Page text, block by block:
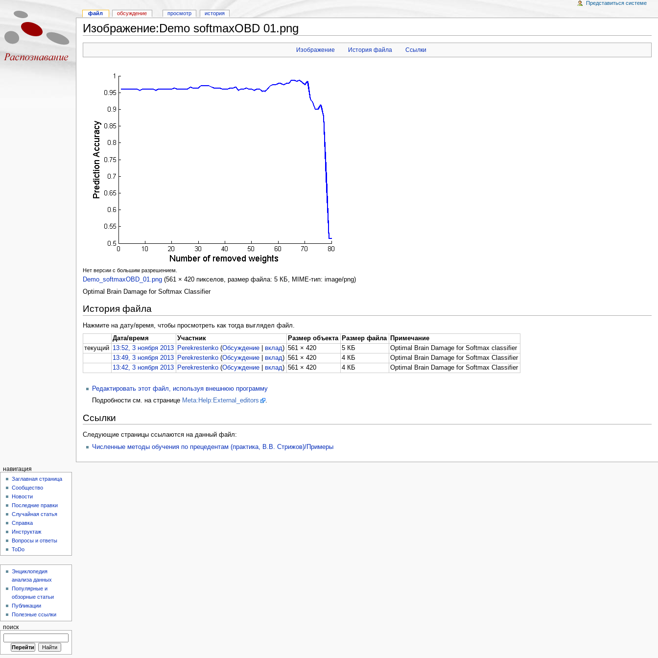
Изображение:Demo softmaxOBD 01.png
Изображение История файла Ссылки
Нет версии с большим разрешением.
Demo_softmaxOBD_01.png‎ (561 × 420 пикселов, размер файла: 5 КБ, MIME-тип: image/png)
Optimal Brain Damage for Softmax Classifier
История файла
Нажмите на дату/время, чтобы просмотреть как тогда выглядел файл.
Дата/время
Участник Размер объекта Размер файла
Примечание
текущий 13:52, 3 ноября 2013 Perekrestenko (Обсуждение |вклад) 561 × 420 5 КБ
Optimal Brain Damage for Softmax classifier
13:49, 3 ноября 2013
Perekrestenko (Обсуждение |вклад) 561 × 420 4 КБ
Optimal Brain Damage for Softmax Classifier
13:42, 3 ноября 2013
Perekrestenko (Обсуждение |вклад) 561 × 420 4 КБ Optimal Brain Damage for Softmax Classifier
Редактировать этот файл, используя внешнюю программу
Подробности см. на странице Meta:Help:External_editors .
Ссылки
Следующие страницы ссылаются на данный файл:
Численные методы обучения по прецедентам (практика, В.В. Стрижов)/Примеры
файл обсуждение просмотр история
Представиться системе
навигация
Заглавная страница
Сообщество
Новости
Последние правки
Случайная статья
Справка
Инструктаж
Вопросы и ответы
ToDo
Энциклопедия
анализа данных
Популярные и
обзорные статьи
Публикации
Полезные ссылки
поиск